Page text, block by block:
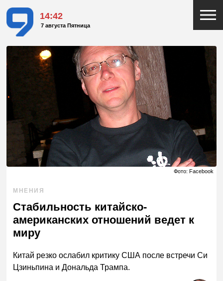
14:42
7 августа Пятница
Фото: Facebook
МНЕНИЯ
Стабильность китайско-
американских отношений ведет к
миру
Китай резко ослабил критику США после встречи Си
Цзиньпина и Дональда Трампа.